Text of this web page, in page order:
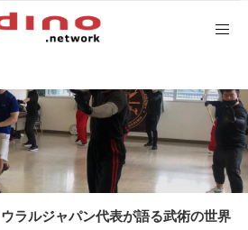
ウラルジャパン代表が語る武術の世界